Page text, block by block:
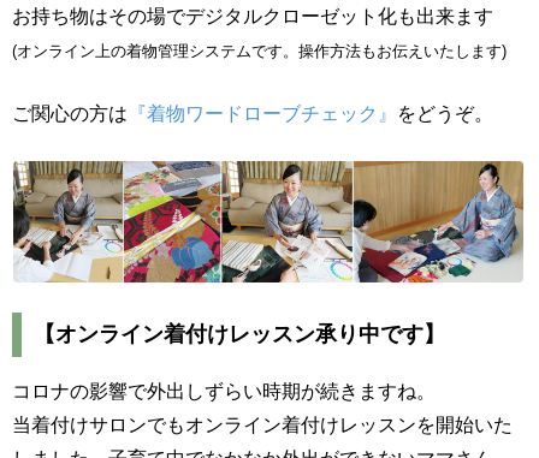
お持ち物はその場でデジタルクローゼット化も出来ます
(オンライン上の着物管理システムです。操作方法もお伝えいたします)
ご関心の方は 『着物ワードローブチェック』 をどうぞ。
【オンライン着付けレッスン承り中です】
コロナの影響で外出しずらい時期が続きますね。
当着付けサロンでもオンライン着付けレッスンを開始いた